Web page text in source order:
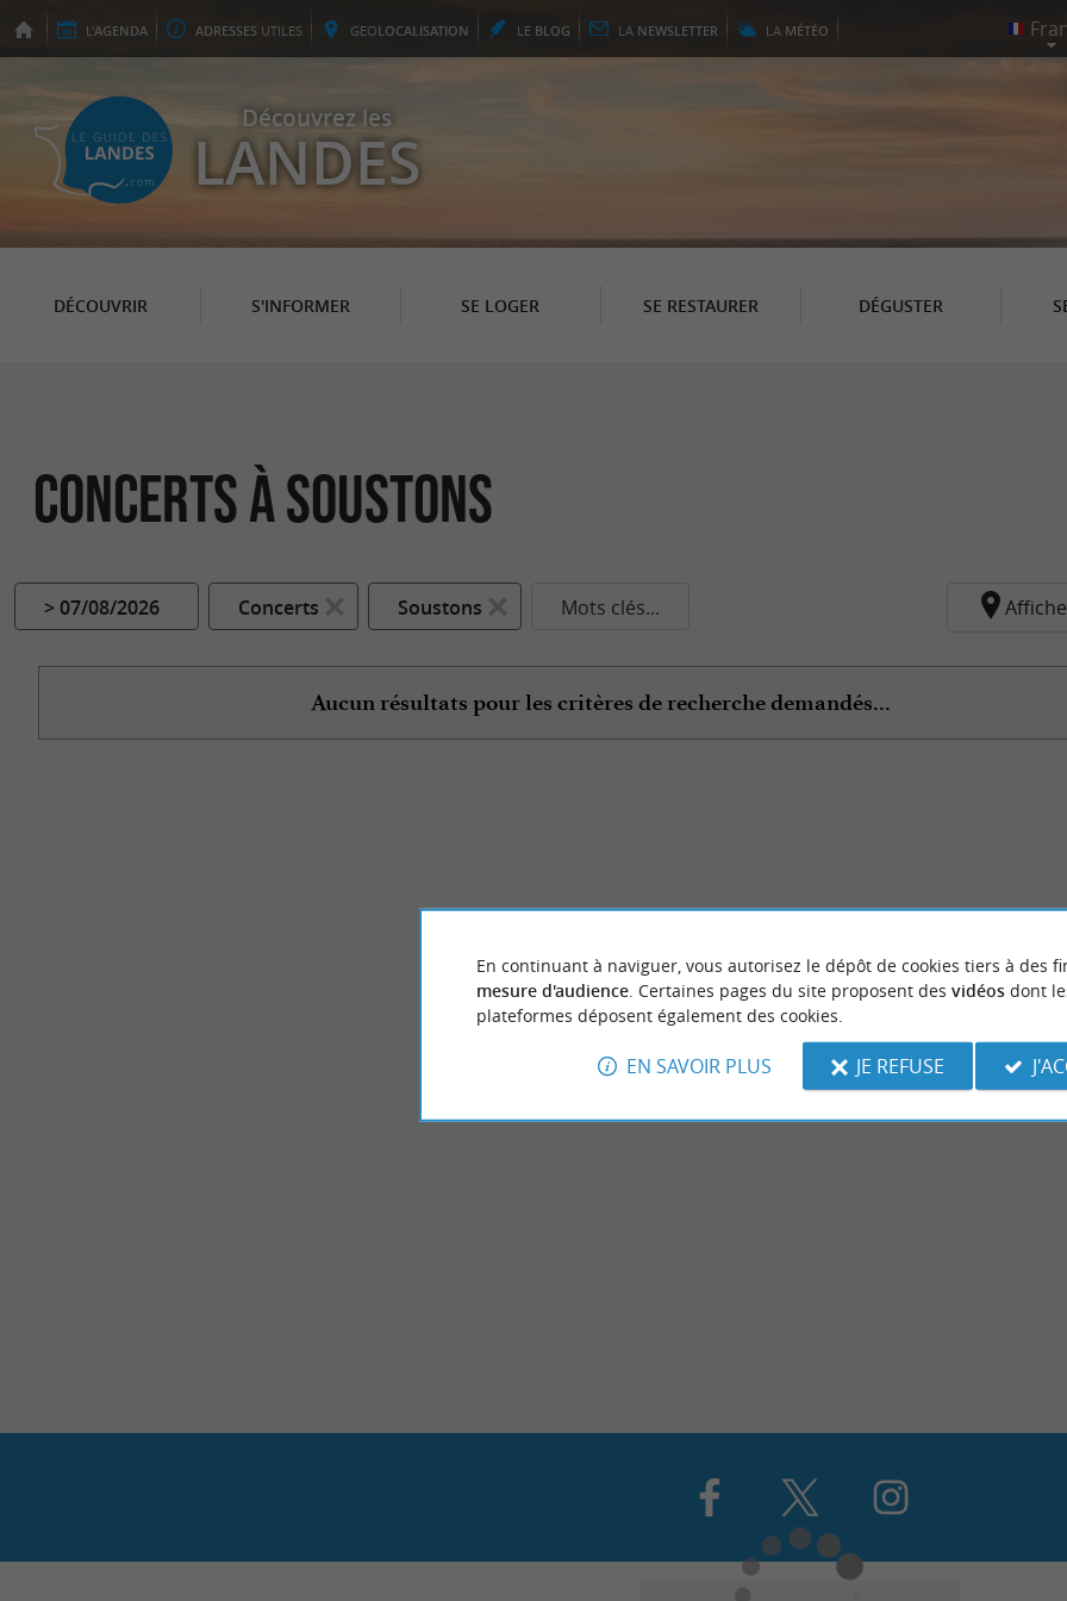
L'AGENDA ADRESSES UTILES GEOLOCALISATION LE BLOG LA NEWSLETTER LA MÉTÉO
Découvrez les
LANDES
DÉCOUVRIR S'INFORMER SE LOGER SE RESTAURER DÉGUSTER
Concerts à Soustons
> 07/08/2026 Concerts Soustons Mots clés...
Aucun résultats pour les critères de recherche demandés...
En continuant à naviguer, vous autorisez le dépôt de cookies tiers à des
mesure d'audience. Certaines pages du site proposent des vidéosdont
plateformes déposent également des cookies.
EN SAVOIR PLUS JE REFUSE